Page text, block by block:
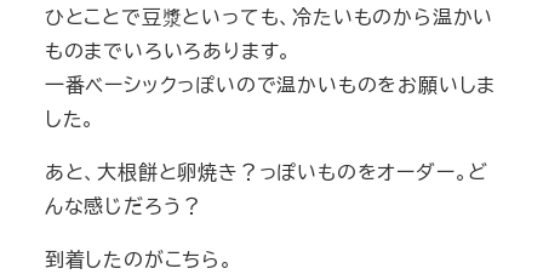
ひとことで豆漿といっても、冷たいものから温かい
ものまでいろいろあります。
一番ベーシックっぽいので温かいものをお願いしま
した。
あと、大根餅と卵焼き？っぽいものをオーダー。ど
んな感じだろう？
到着したのがこちら。